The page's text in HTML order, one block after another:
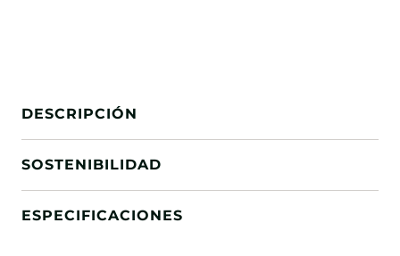
DESCRIPCIÓN
SOSTENIBILIDAD
ESPECIFICACIONES